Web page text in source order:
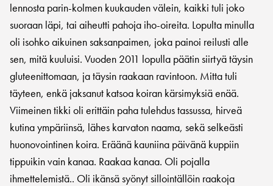
lennosta parin-kolmen kuukauden välein, kaikki tuli joko
suoraan läpi, tai aiheutti pahoja iho-oireita. Lopulta minulla
oli isohko aikuinen saksanpaimen, joka painoi reilusti alle
sen, mitä kuuluisi. Vuoden 2011 lopulla päätin siirtyä täysin
gluteenittomaan, ja täysin raakaan ravintoon. Mitta tuli
täyteen, enkä jaksanut katsoa koiran kärsimyksiä enää.
Viimeinen tikki oli erittäin paha tulehdus tassussa, hirveä
kutina ympäriinsä, lähes karvaton naama, sekä selkeästi
huonovointinen koira. Eräänä kauniina päivänä kuppiin
tippuikin vain kanaa. Raakaa kanaa. Oli pojalla
ihmettelemistä.. Oli ikänsä syönyt sillointällöin raakoja